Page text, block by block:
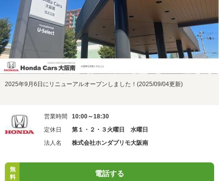
2025年9月6日にリニューアルオープンしました！(2025/09/04更新)
営業時間
10:00～18:30
定休日
第１・２・３火曜日 水曜日
法人名
株式会社ホンダプリモ大阪南
無
料
電話する